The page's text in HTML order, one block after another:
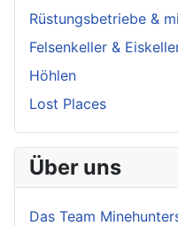
Rüstungsbetriebe &
Felsenkeller &
Höhlen
Lost Places
Über uns
Das Team